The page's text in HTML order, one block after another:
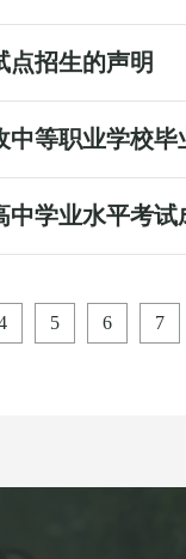
点招生的声明
中等职业学校
学业水平考
5 6 7